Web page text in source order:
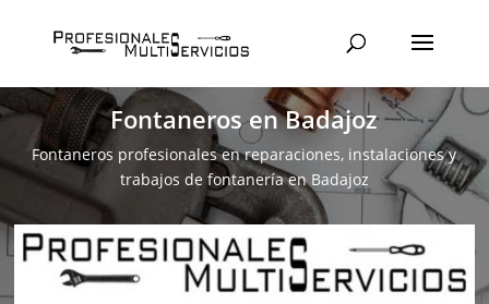
Fontaneros en Badajoz
Fontaneros profesionales en reparaciones, instalaciones y
trabajos de fontanería en Badajoz